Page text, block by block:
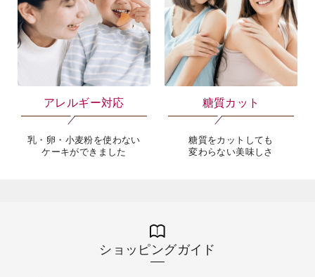
アレルギー対応
乳・卵・小麦粉を使わない
ケーキができました
糖質カット
糖質をカットしても
変わらない美味しさ
ショッピングガイド